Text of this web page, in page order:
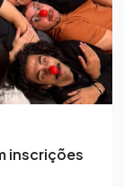
inscrições